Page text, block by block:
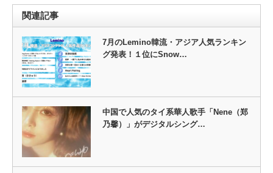
関連記事
7月のLemino韓流・アジア人気ランキン
グ発表！１位にSnow…
中国で人気のタイ系華人歌手「Nene（郑
乃馨）」がデジタルシング…